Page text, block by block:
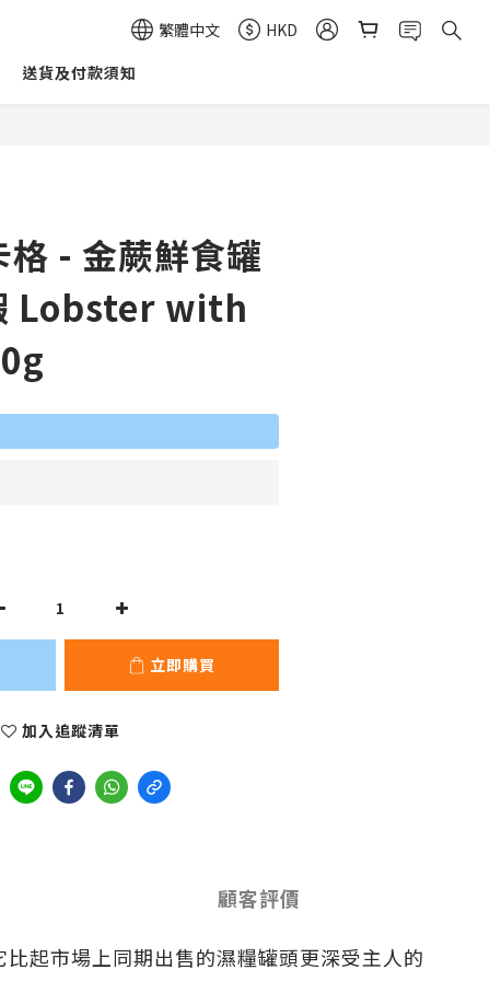
繁體中文
HKD
送貨及付款須知
- 金蕨鮮食罐
Lobster with
立即購買
加入追蹤清單
顧客評價
起市場上同期出售的濕糧罐頭更深受主人的